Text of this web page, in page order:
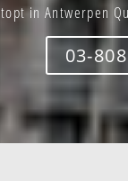
in Antwerpen
03-